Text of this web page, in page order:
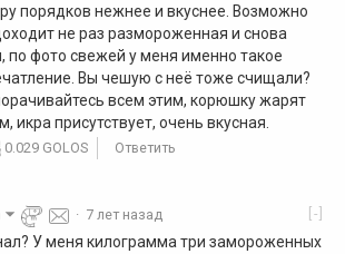
порядков нежнее и вкуснее. Возможно
не раз размороженная и снова
по фото свежей у меня именно такое
Вы чешую с неё тоже счищали?
всем этим, корюшку жарят
икра присутствует, очень вкусная.
0.029 GOLOS Ответить
[-]
· 7 лет назад
У меня килограмма три замороженных